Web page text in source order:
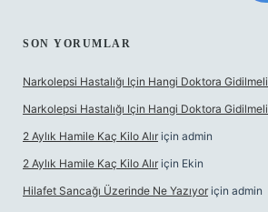
SON YORUMLAR
Narkolepsi Hastalığı Için Hangi Doktora Gidilmeli
Narkolepsi Hastalığı Için Hangi Doktora Gidilmeli
2 Aylık Hamile Kaç Kilo Alır için admin
2 Aylık Hamile Kaç Kilo Alır için Ekin
Hilafet Sancağı Üzerinde Ne Yazıyor için admin